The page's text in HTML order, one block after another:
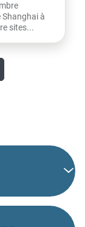
à
sites...